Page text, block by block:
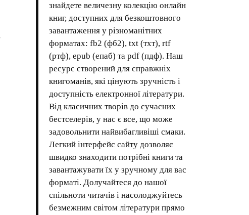
знайдете величезну колекцію онлайн
книг, доступних для безкоштовного
завантаження у різноманітних
форматах: fb2 (фб2), txt (тхт), rtf
(ртф), epub (епаб) та pdf (пдф). Наш
ресурс створений для справжніх
книгоманів, які цінують зручність і
доступність електронної літератури.
Від класичних творів до сучасних
бестселерів, у нас є все, що може
задовольнити найвибагливіші смаки.
Легкий інтерфейс сайту дозволяє
швидко знаходити потрібні книги та
завантажувати їх у зручному для вас
форматі. Долучайтеся до нашої
спільноти читачів і насолоджуйтесь
безмежним світом літератури прямо